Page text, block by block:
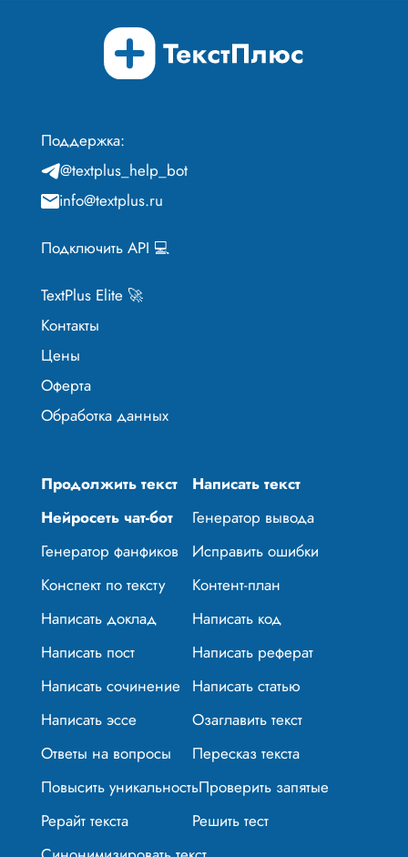
Поддержка:
@textplus_help_bot
info@textplus.ru
Подключить API 💻
TextPlus Elite 🚀
Контакты
Цены
Оферта
Обработка данных
Продолжить текст
Написать текст
Нейросеть чат-бот
Генератор вывода
Генератор фанфиков
Исправить ошибки
Конспект по тексту
Контент-план
Написать доклад
Написать код
Написать пост
Написать реферат
Написать сочинение Написать статью
Написать эссе
Озаглавить текст
Ответы на вопросы
Пересказ текста
Повысить уникальностьПроверить запятые
Рерайт текста
Решить тест